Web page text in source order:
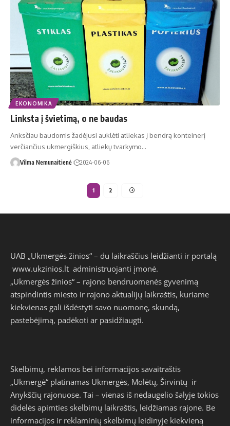
EKONOMIKA
Linksta į švietimą, o ne baudas
Anksčiau baudomis žadėjusi auklėti atliekas į bendrą konteinerį
verčiančius ukmergiškius, atliekų tvarkymo…
Vilma Nemunaitienė 2024-06-06
1 2
UAB „Ukmergės žinios“ – du laikraščius leidžianti ir portalą
www.ukzinios.lt administruojanti įmonė.
„Ukmergės žinios“ – rajono bendruomenės gyvenimą
atspindintis miesto ir rajono aktualijų laikraštis, kuriame
kiekvienas gali išdėstyti savo nuomonę, skundą,
pastebėjimą, padėkoti ar pasidžiaugti.
Skelbimų, reklamos bei informacijos savaitraštis
„Ukmergė“ platinamas Ukmergės, Molėtų, Širvintų ir
Anykščių rajonuose. Tai – vienas iš nedaugelio šalyje tokios
didelės apimties skelbimų laikraštis, leidžiamas rajone. Be
informacijos ir reklaminių skelbimų leidinyje kiekvieną